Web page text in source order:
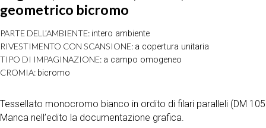
geometrico bicromo
PARTE DELL’AMBIENTE: intero ambiente
RIVESTIMENTO CON SCANSIONE: a copertura unitaria
TIPO DI IMPAGINAZIONE: a campo omogeneo
CROMIA: bicromo
Tessellato monocromo bianco in ordito di filari paralleli (DM
Manca nell’edito la documentazione grafica.